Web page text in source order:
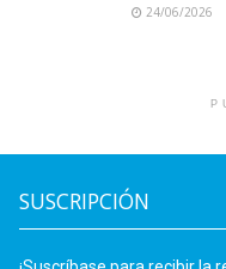
24/06/2026
SUSCRIPCIÓN